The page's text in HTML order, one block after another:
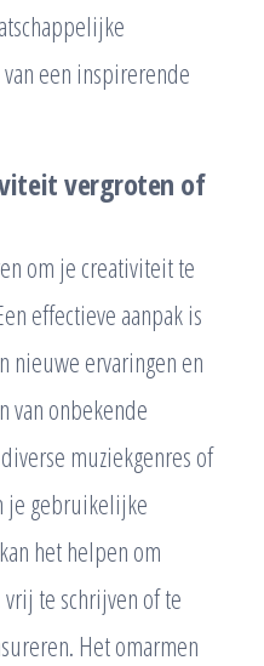
een inspirerende
vergroten of
om je creativiteit te
effectieve aanpak is
nieuwe ervaringen en
van onbekende
muziekgenres of
je gebruikelijke
het helpen om
te schrijven of te
Het omarmen